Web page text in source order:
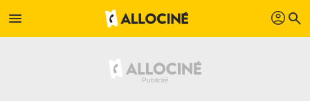
menu profil search